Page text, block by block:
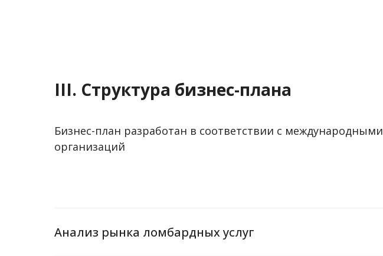
III. Структура бизнес-плана
Бизнес-план разработан в соответствии с
организаций
Анализ рынка ломбардных услуг